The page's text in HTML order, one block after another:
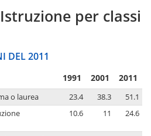
Istruzione per classi
DEL 2011
1991 2001 2011
o laurea 23.4 38.3
51.1
10.6 11 24.6